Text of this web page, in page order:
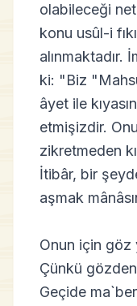
olabileceği
konu usûl-i
alınmaktadır.
ki: "Biz
âyet ile
etmişizdir.
zikretmeden
İtibâr, bir
aşmak
Onun için göz
Çünkü
Geçide